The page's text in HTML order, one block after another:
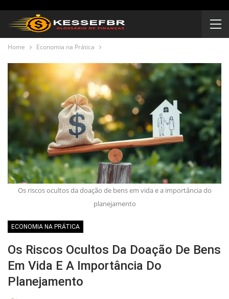
Home Economia na Prática
Os riscos ocultos da doação de bens em vida e a importância do
planejamento
ECONOMIA NA PRÁTICA
Os Riscos Ocultos Da Doação De Bens
Em Vida E A Importância Do
Planejamento